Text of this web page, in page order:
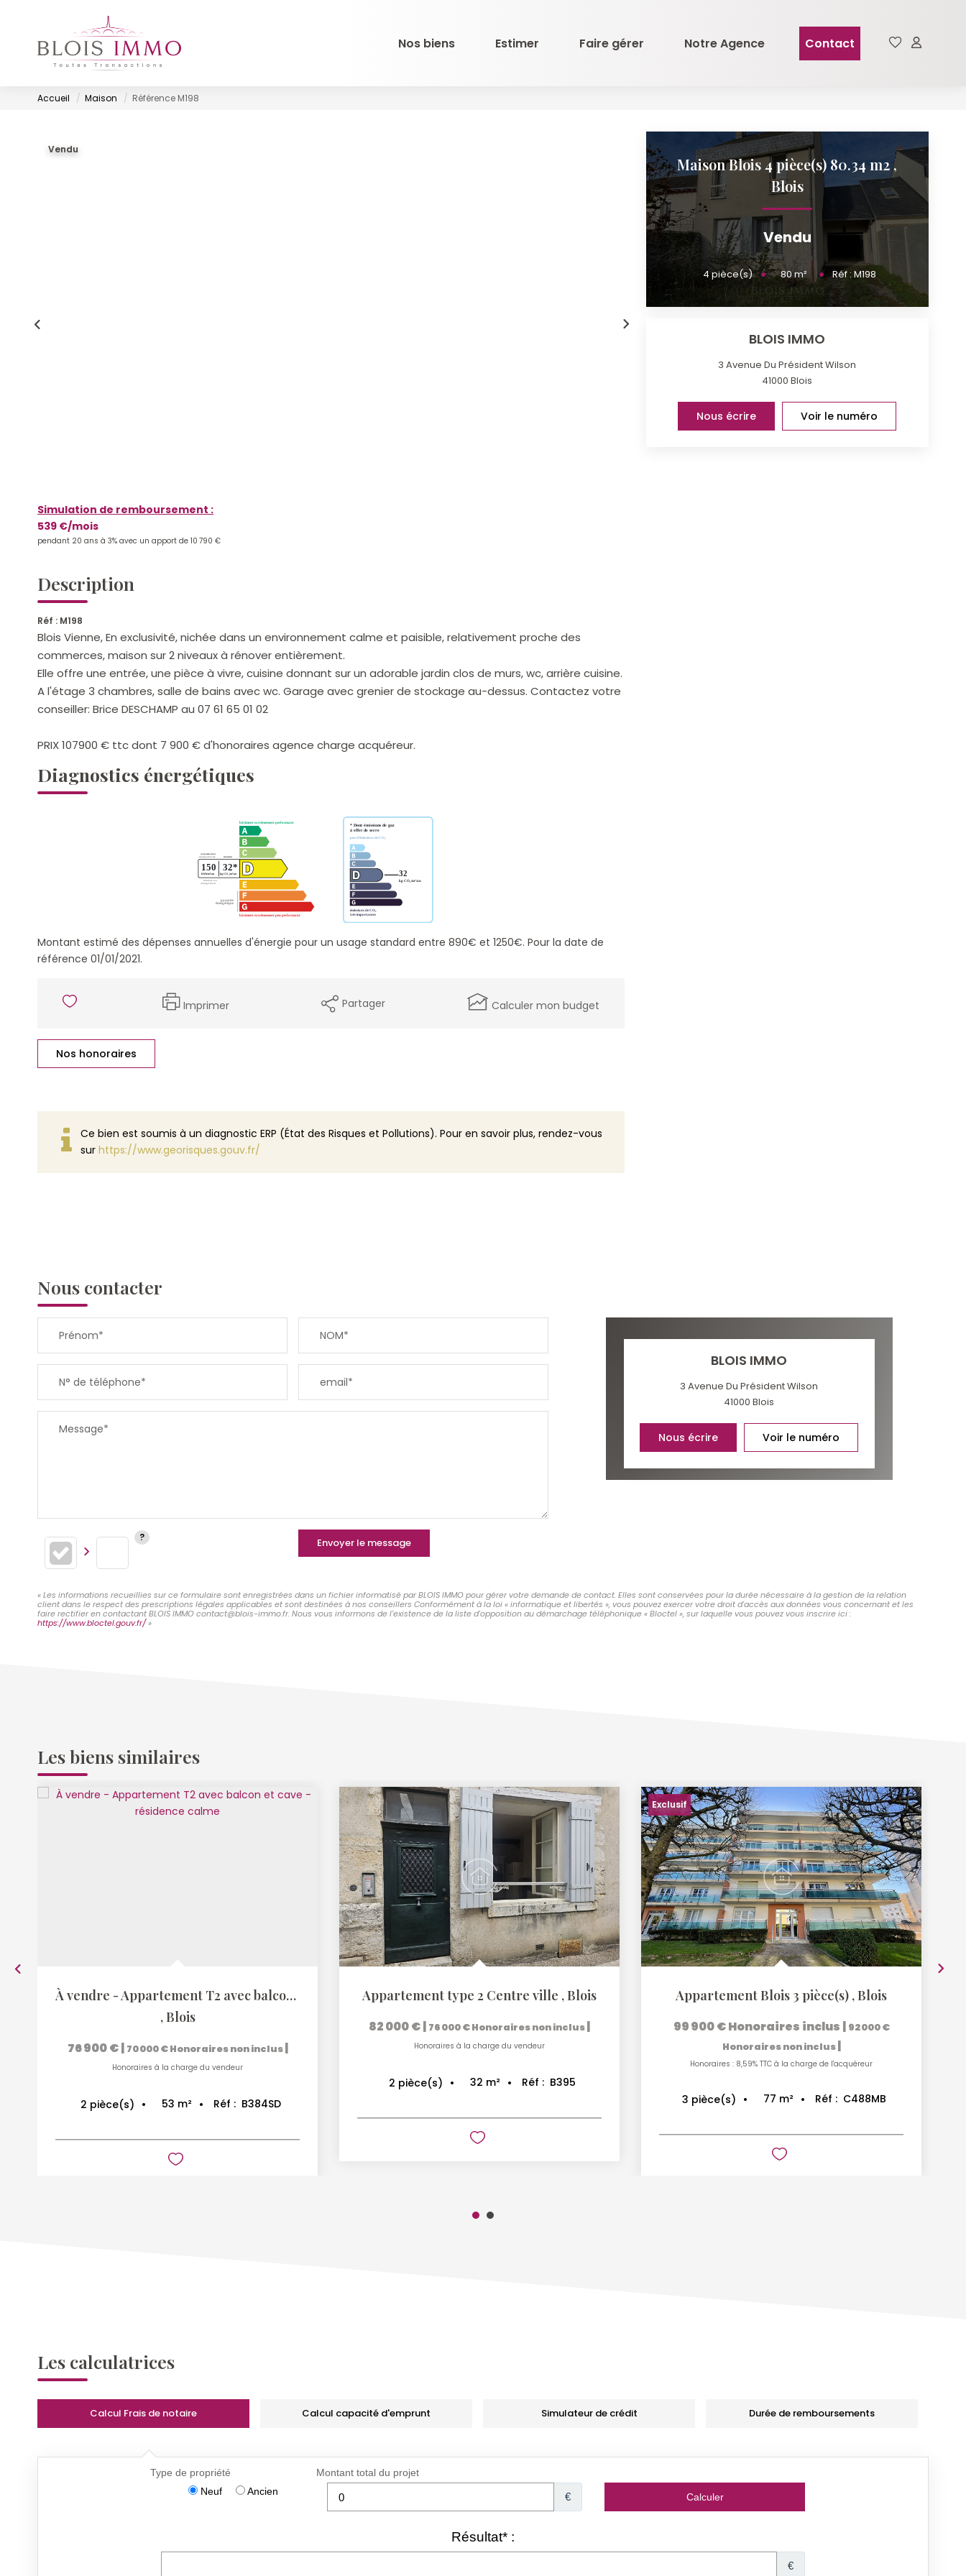
Nos biens Estimer Faire gérer Notre Agence Contact
Accueil Maison Référence M198
Vendu
Simulation de remboursement :
539 €/mois
pendant 20 ans à 3% avec un apport de 10 790 €
Description
Réf : M198
Blois Vienne, En exclusivité, nichée dans un environnement calme et paisible, relativement proche des
commerces, maison sur 2 niveaux à rénover entièrement.
Elle offre une entrée, une pièce à vivre, cuisine donnant sur un adorable jardin clos de murs, wc, arrière cuisine.
A l'étage 3 chambres, salle de bains avec wc. Garage avec grenier de stockage au-dessus. Contactez votre
conseiller: Brice DESCHAMP au 07 61 65 01 02
PRIX 107900 € ttc dont 7 900 € d'honoraires agence charge acquéreur.
Diagnostics énergétiques
Montant estimé des dépenses annuelles d'énergie pour un usage standard entre 890€ et 1250€. Pour la date de
référence 01/01/2021.
Imprimer Partager Calculer mon budget
Nos honoraires
Ce bien est soumis à un diagnostic ERP (État des Risques et Pollutions). Pour en savoir plus, rendez-vous
sur https://www.georisques.gouv.fr/
Maison Blois 4 pièce(s) 80.34 m2,
Blois
Vendu
4pièce(s) 80m² Réf :M198
BLOIS IMMO
3 Avenue Du Président Wilson
41000Blois
Nous écrire Voir le numéro
Nous contacter
Prénom* NOM*
N° de téléphone* email*
Message*
Envoyer le message
BLOIS IMMO
3 Avenue Du Président Wilson
41000Blois
Nous écrire Voir le numéro
« Les informations recueillies sur ce formulaire sont enregistrées dans un fichier informatisé par BLOIS IMMO pour gérer votre demande de contact. Elles sont conservées pour la durée nécessaire à la gestion de la relation
client dans le respect des prescriptions légales applicables et sont destinées à nos conseillers Conformément à la loi « informatique et libertés », vous pouvez exercer votre droit d'accès aux données vous concernant et les
faire rectifier en contactant BLOIS IMMO contact@blois-immo.fr. Nous vous informons de l'existence de la liste d'opposition au démarchage téléphonique « Bloctel », sur laquelle vous pouvez vous inscrire ici :
https://www.bloctel.gouv.fr/»
Les biens similaires
À vendre - Appartement T2 avec balcon et cave - résidence...
,Blois
76 900 €| 70 000 € Honoraires non inclus|
Honoraires à la charge du vendeur
2 pièce(s) 53 m² Réf : B384SD
Appartement type 2 Centre ville ,Blois
82 000 €| 76 000 €Honoraires non inclus|
Honoraires à la charge du vendeur
2 pièce(s) 32 m² Réf : B395
Exclusif
Appartement Blois 3 pièce(s) ,Blois
99 900 €Honoraires inclus | 92 000 €
Honoraires non inclus|
Honoraires : 8,59% TTC à la charge de l'acquéreur
3 pièce(s) 77 m² Réf : C488MB
Les calculatrices
Calcul Frais de notaire Calcul capacité d'emprunt Simulateur de crédit Durée de remboursements